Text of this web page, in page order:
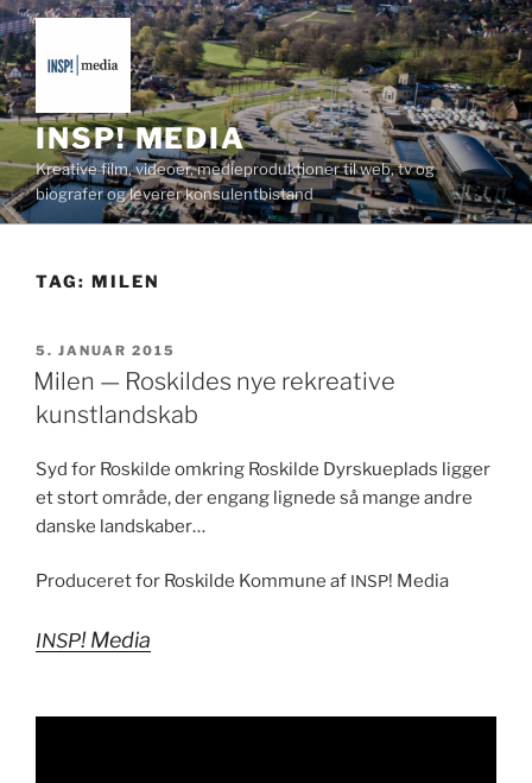
Videre
til
indhold
INSP! MEDIA
Kreative film, videoer, medieproduktioner til web, tv og
biografer og leverer konsulentbistand
TAG: MILEN
UDGIVET
DEN
5. JANUAR 2015
Milen — Roskildes nye rekreative
kunstlandskab
Syd for Roskilde omkring Roskilde Dyrskue­plads lig­ger
et stort område, der engang lignede så mange andre
danske landskaber…
Pro­duc­eret for Roskilde Kom­mune af INSP! Media
INSP! Media